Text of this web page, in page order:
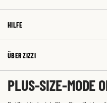
HILFE
ÜBER ZIZZI
PLUS-SIZE-MODE